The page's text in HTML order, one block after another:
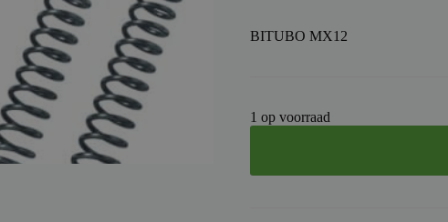
BITUBO MX12
1 op voorraad